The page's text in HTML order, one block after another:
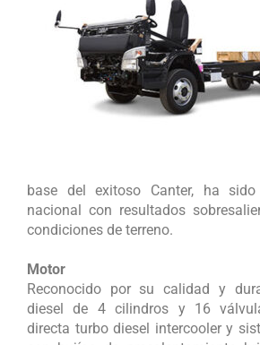
base del exitoso Canter, ha
nacional con resultados
condiciones de terreno.
Motor
Reconocido por su calidad y
diesel de 4 cilindros y 16
directa turbo diesel intercooler y